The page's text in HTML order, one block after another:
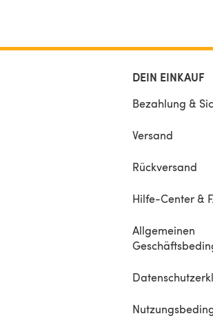
items knitted using the
DEIN EINKAUF
Bezahlung &
Versand
Rückversand
Hilfe-Center &
Allgemeinen